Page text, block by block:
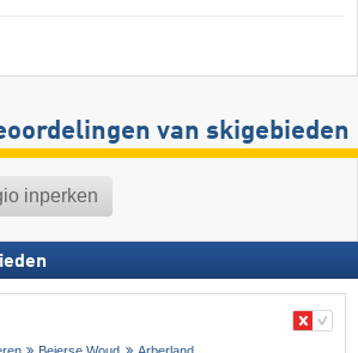
van skigebieden
inperken